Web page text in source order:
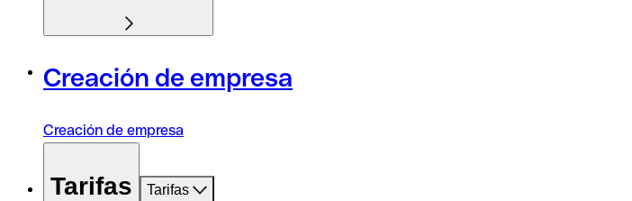
Creación de empresa
Creación de empresa
Tarifas Tarifas